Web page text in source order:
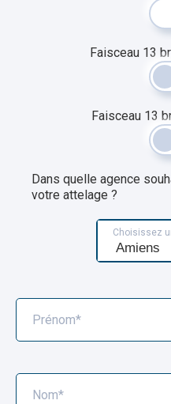
Faisceau 13
Faisceau 13
Dans quelle agence
votre attelage ?
Choisissez
Prénom*
Nom*